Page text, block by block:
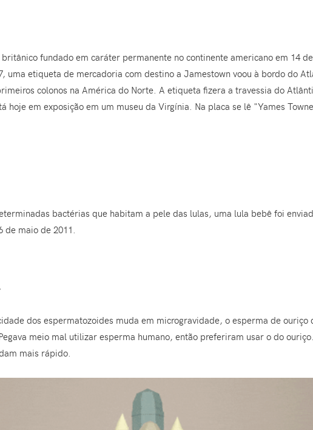
fundado em caráter permanente no continente americano em 14
uma etiqueta de mercadoria com destino a Jamestown voou à bordo do
colonos na América do Norte. A etiqueta fizera a travessia do
hoje em exposição em um museu da Virgínia. Na placa se lê "Yames
bactérias que habitam a pele das lulas, uma lula bebê foi
maio de 2011.
dos espermatozoides muda em microgravidade, o esperma de
meio mal utilizar esperma humano, então preferiram usar o do
mais rápido.